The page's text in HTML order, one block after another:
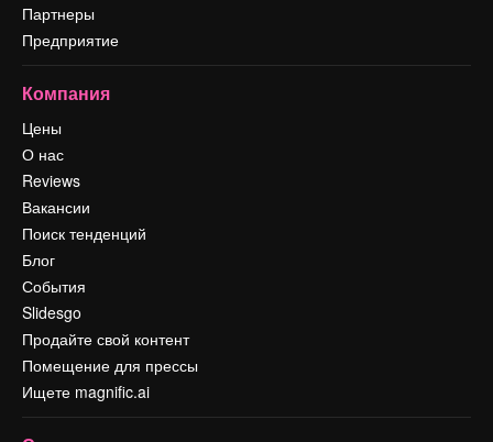
Партнеры
Предприятие
Компания
Цены
О нас
Reviews
Вакансии
Поиск тенденций
Блог
События
Slidesgo
Продайте свой контент
Помещение для прессы
Ищете magnific.ai